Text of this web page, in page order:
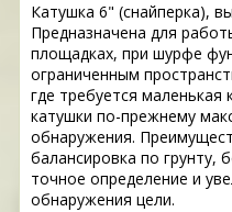
Катушка 6" (снайперка),
Предназначена для
площадках, при шурфе
ограниченным
где требуется
катушки по-прежнему
обнаружения.
балансировка по грунту,
точное определение и
обнаружения цели.